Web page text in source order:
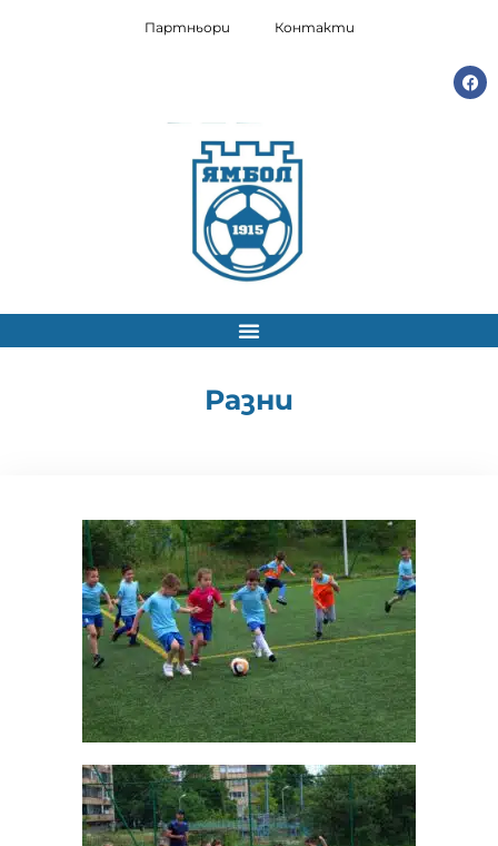
Партньори Контакти
Разни